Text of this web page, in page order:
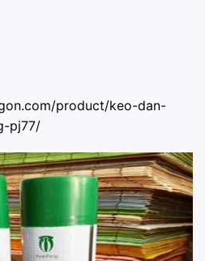
product/keo-dan-
pj77/